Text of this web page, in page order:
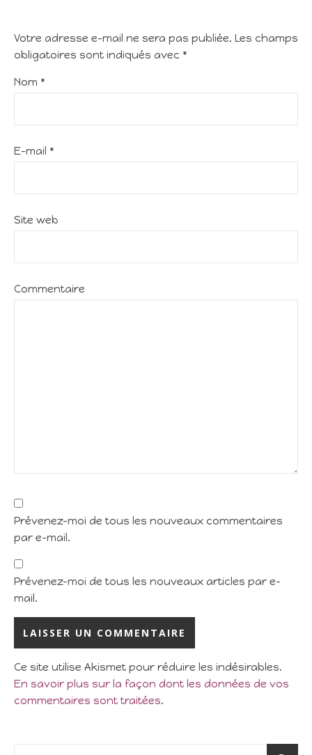
Votre adresse e-mail ne sera pas publiée. Les champs
obligatoires sont indiqués avec *
Nom *
E-mail *
Site web
Commentaire
Prévenez-moi de tous les nouveaux commentaires
par e-mail.
Prévenez-moi de tous les nouveaux articles par e-
mail.
Ce site utilise Akismet pour réduire les indésirables.
En savoir plus sur la façon dont les données de vos
commentaires sont traitées.